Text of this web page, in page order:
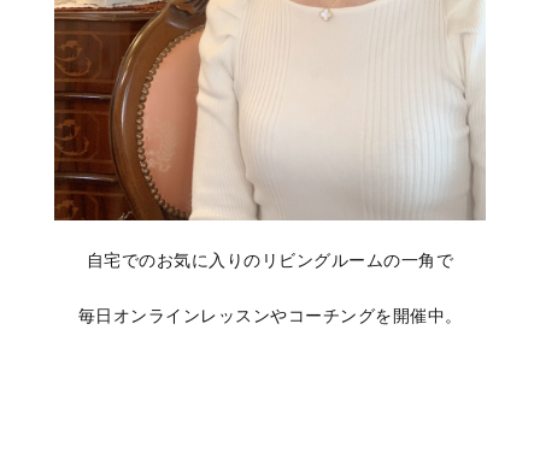
自宅でのお気に入りのリビングルームの一角で
毎日オンラインレッスンやコーチングを開催中。